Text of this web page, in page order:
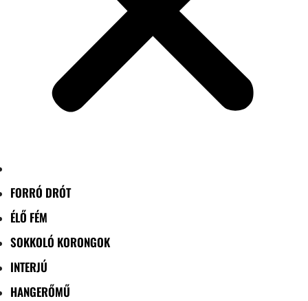
FORRÓ DRÓT
ÉLŐ FÉM
SOKKOLÓ KORONGOK
INTERJÚ
HANGERŐMŰ